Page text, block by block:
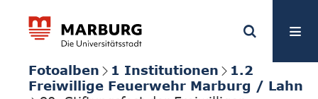
Fotoalben 1 Institutionen
1.2
Freiwillige Feuerwehr Marburg / Lahn